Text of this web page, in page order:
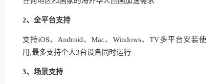
2、全平台支持
支持iOS、Android、Mac、Windows、TV多平台安装使
用,最多支持个人3台设备同时运行
3、场景支持